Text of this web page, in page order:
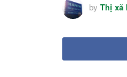
by Thị xã